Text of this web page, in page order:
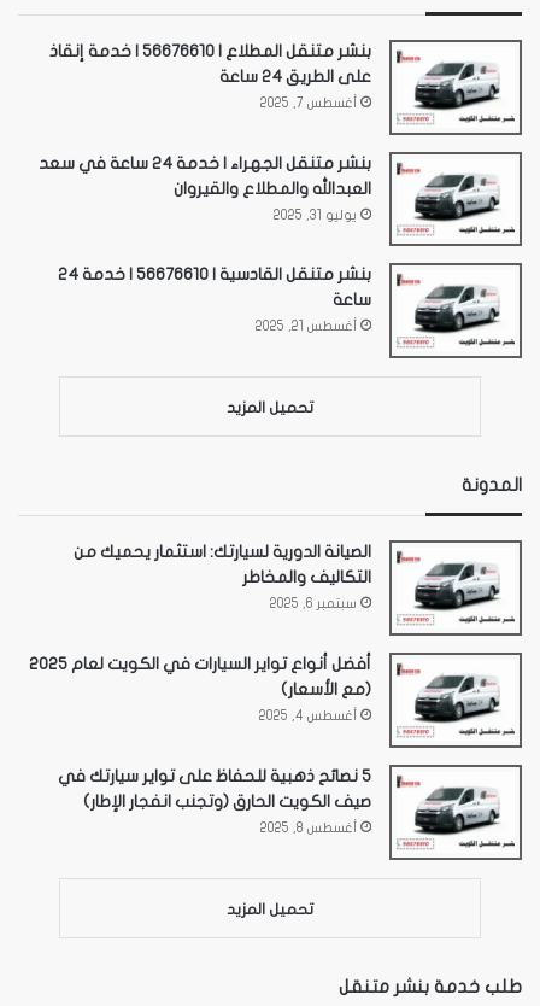
بنشر متنقل المطلاع | 56676610 | خدمة إنقاذ
على الطريق 24 ساعة
أغسطس 7, 2025
بنشر متنقل الجهراء | خدمة 24 ساعة في سعد
العبدالله والمطلاع والقيروان
يوليو 31, 2025
بنشر متنقل القادسية | 56676610 | خدمة 24
ساعة
أغسطس 21, 2025
تحميل المزيد
المدونة
الصيانة الدورية لسيارتك: استثمار يحميك من
التكاليف والمخاطر
سبتمبر 6, 2025
أفضل أنواع تواير السيارات في الكويت لعام 2025
(مع الأسعار)
أغسطس 4, 2025
5 نصائح ذهبية للحفاظ على تواير سيارتك في
صيف الكويت الحارق (وتجنب انفجار الإطار)
أغسطس 8, 2025
تحميل المزيد
طلب خدمة بنشر متنقل